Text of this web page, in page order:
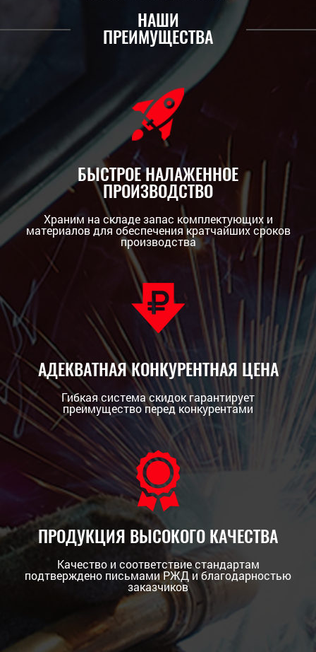
НАШИ
ПРЕИМУЩЕСТВА
БЫСТРОЕ НАЛАЖЕННОЕ
ПРОИЗВОДСТВО
Храним на складе запас комплектующих и
материалов для обеспечения кратчайших сроков
производства
АДЕКВАТНАЯ КОНКУРЕНТНАЯ ЦЕНА
Гибкая система скидок гарантирует
преимущество перед конкурентами
ПРОДУКЦИЯ ВЫСОКОГО КАЧЕСТВА
Качество и соответствие стандартам
подтверждено письмами РЖД и благодарностью
заказчиков